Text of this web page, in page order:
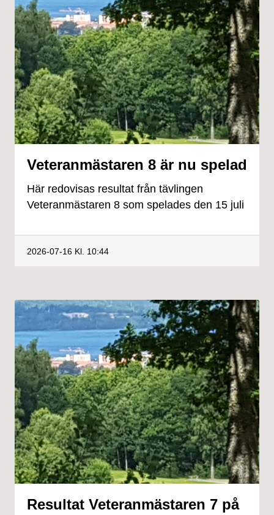
Veteranmästaren 8 är nu spelad
Här redovisas resultat från tävlingen
Veteranmästaren 8 som spelades den 15 juli
2026-07-16 Kl. 10:44
Resultat Veteranmästaren 7 på